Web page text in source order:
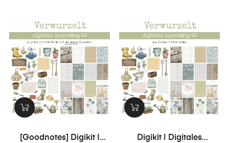
[Goodnotes] Digikit |
Digikit | Digitales